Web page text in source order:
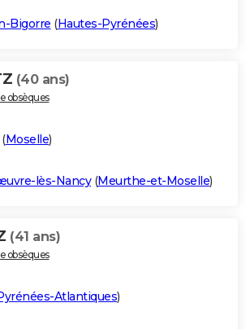
Bigorre (Hautes-Pyrénées)
(40 ans)
obsèques
(Moselle)
lès-Nancy(Meurthe-et-Moselle)
(41 ans)
obsèques
Atlantiques)